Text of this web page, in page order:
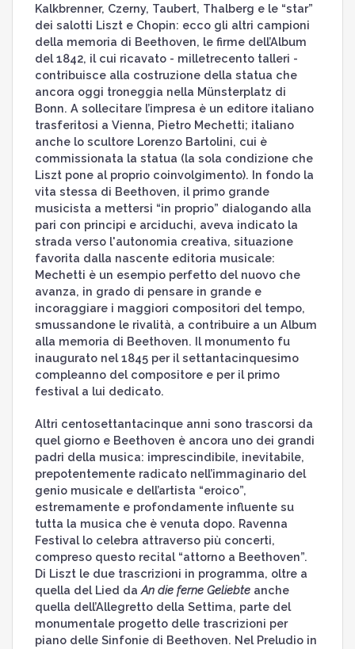
Kalkbrenner, Czerny, Taubert, Thalberg e le “star”
dei salotti Liszt e Chopin: ecco gli altri campioni
della memoria di Beethoven, le firme dell’Album
del 1842, il cui ricavato - milletrecento talleri -
contribuisce alla costruzione della statua che
ancora oggi troneggia nella Münsterplatz di
Bonn. A sollecitare l’impresa è un editore italiano
trasferitosi a Vienna, Pietro Mechetti; italiano
anche lo scultore Lorenzo Bartolini, cui è
commissionata la statua (la sola condizione che
Liszt pone al proprio coinvolgimento). In fondo la
vita stessa di Beethoven, il primo grande
musicista a mettersi “in proprio” dialogando alla
pari con principi e arciduchi, aveva indicato la
strada verso l'autonomia creativa, situazione
favorita dalla nascente editoria musicale:
Mechetti è un esempio perfetto del nuovo che
avanza, in grado di pensare in grande e
incoraggiare i maggiori compositori del tempo,
smussandone le rivalità, a contribuire a un Album
alla memoria di Beethoven. Il monumento fu
inaugurato nel 1845 per il settantacinquesimo
compleanno del compositore e per il primo
festival a lui dedicato.
Altri centosettantacinque anni sono trascorsi da
quel giorno e Beethoven è ancora uno dei grandi
padri della musica: imprescindibile, inevitabile,
prepotentemente radicato nell’immaginario del
genio musicale e dell’artista “eroico”,
estremamente e profondamente influente su
tutta la musica che è venuta dopo. Ravenna
Festival lo celebra attraverso più concerti,
compreso questo recital “attorno a Beethoven”.
Di Liszt le due trascrizioni in programma, oltre a
quella del Lied da An die ferne Geliebteanche
quella dell’Allegretto della Settima, parte del
monumentale progetto delle trascrizioni per
piano delle Sinfonie di Beethoven. Nel Preludio in